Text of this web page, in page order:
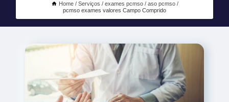
Home Serviços exames pcmso
aso pcmso
pcmso exames valores Campo Comprido